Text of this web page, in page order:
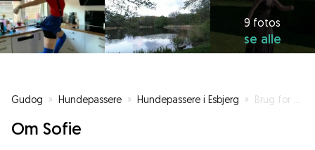
9 fotos
se alle
Gudog » Hundepassere » Hundepassere i Esbjerg » Brug for din hund skal have en hyggelig dag på en gåtur så jeg klar til at hjælpe
Om Sofie